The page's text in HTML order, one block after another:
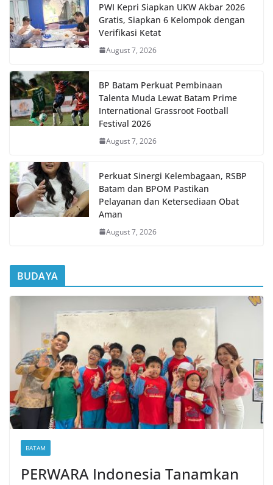
PWI Kepri Siapkan UKW Akbar 2026
Gratis, Siapkan 6 Kelompok dengan
Verifikasi Ketat
August 7, 2026
BP Batam Perkuat Pembinaan
Talenta Muda Lewat Batam Prime
International Grassroot Football
Festival 2026
August 7, 2026
Perkuat Sinergi Kelembagaan, RSBP
Batam dan BPOM Pastikan
Pelayanan dan Ketersediaan Obat
Aman
August 7, 2026
BUDAYA
BATAM
PERWARA Indonesia Tanamkan